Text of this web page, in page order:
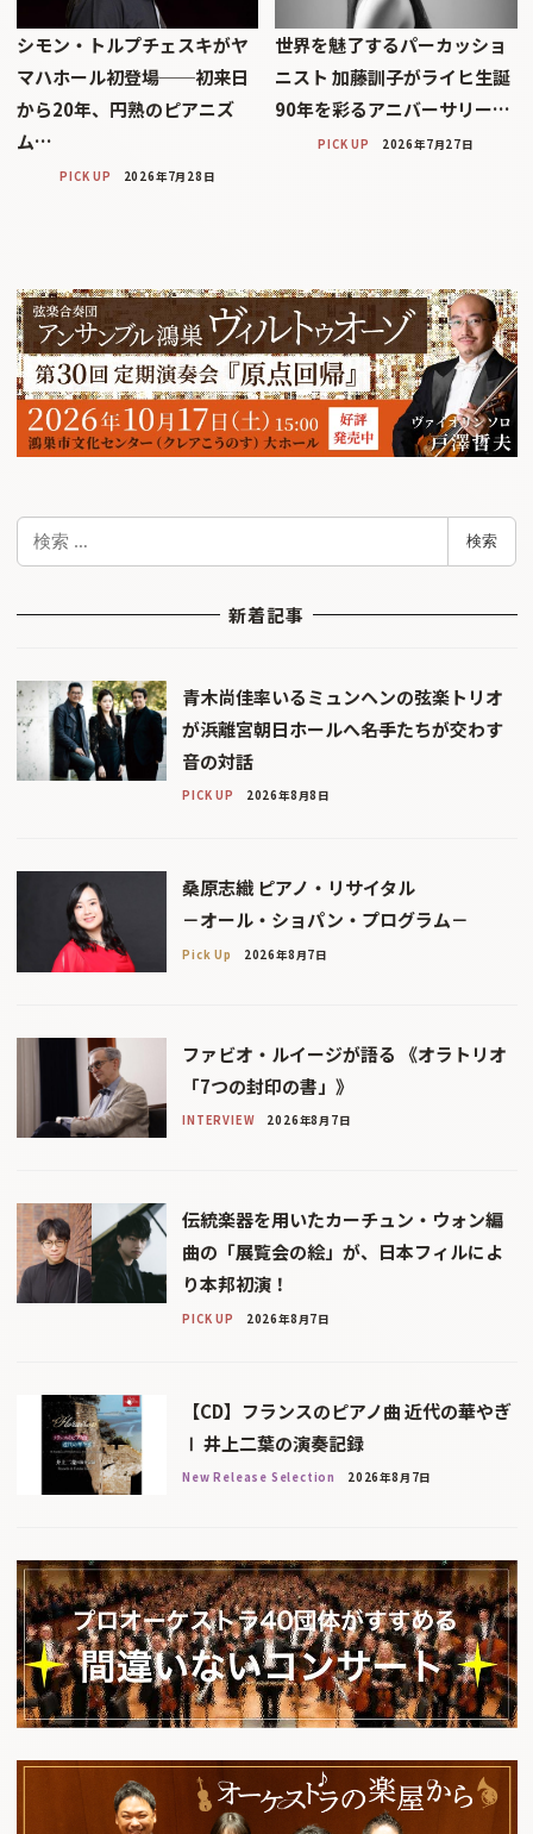
シモン・トルプチェスキがヤ
マハホール初登場──初来日
から20年、円熟のピアニズ
ム…
PICK UP 2026年7月28日
世界を魅了するパーカッショ
ニスト 加藤訓子がライヒ生誕
90年を彩るアニバーサリー…
PICK UP 2026年7月27日
検
検索
新着記事
青木尚佳率いるミュンヘンの弦楽トリオ
が浜離宮朝日ホールへ――名手たちが交わす
音の対話
PICK UP 2026年8月8日
桑原志織 ピアノ・リサイタル
－オール・ショパン・プログラム－
Pick Up 2026年8月7日
ファビオ・ルイージが語る 《オラトリオ
「7つの封印の書」》
INTERVIEW 2026年8月7日
伝統楽器を用いたカーチュン・ウォン編
曲の「展覧会の絵」が、日本フィルによ
り本邦初演！
PICK UP 2026年8月7日
【CD】フランスのピアノ曲 近代の華やぎ
Ⅰ 井上二葉の演奏記録
New Release Selection 2026年8月7日